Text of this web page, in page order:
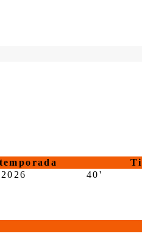
temporada
40'